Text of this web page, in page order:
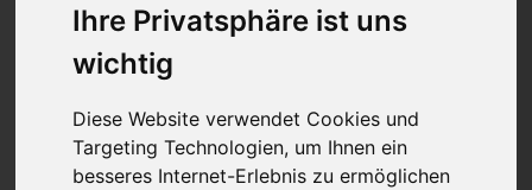
Ihre Privatsphäre ist uns
wichtig
Diese Website verwendet Cookies und
Targeting Technologien, um Ihnen ein
besseres Internet-Erlebnis zu ermöglichen
erleben. Egal, ob Sie ein schnelles Auto für eine Fahrt
durch die Stadt oder ein elegantes Fahrzeug für
einen besonderen Anlass suchen, unsere exklusive
Flotte bietet Ihnen die perfekte Auswahl an
Luxusmarken wie Ferrari, Lamborghini, Bentley, und
Porsche.